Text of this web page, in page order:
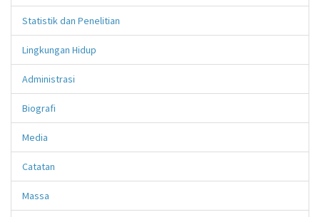
Statistik dan Penelitian
Lingkungan Hidup
Administrasi
Biografi
Media
Catatan
Massa